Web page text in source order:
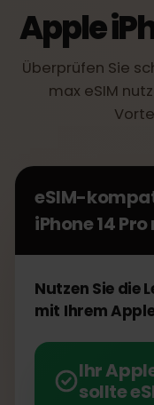
Apple
Überprüfen Sie
max eSIM
eSIM-
iPhone 14
Nutzen Sie die
mit Ihrem
Ihr
sollte